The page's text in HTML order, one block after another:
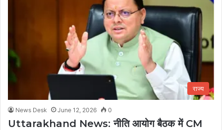
राज्य
News Desk June 12, 2026 0
Uttarakhand News: नीति आयोग बैठक में CM